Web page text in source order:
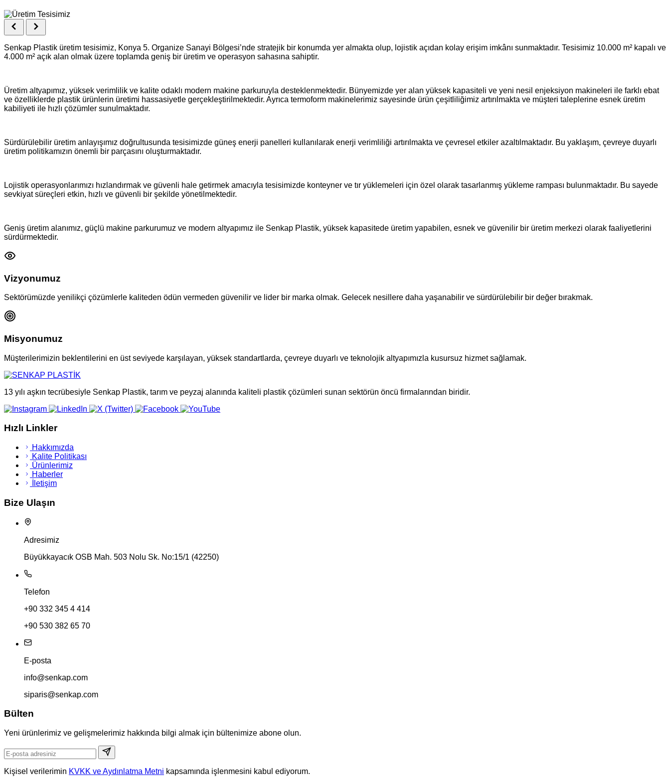
Senkap Plastik üretim tesisimiz, Konya 5. Organize Sanayi Bölgesi’nde stratejik bir konumda yer almakta olup, lojistik açıdan kolay erişim imkânı sunmaktadır. Tesisimiz 10.000 m² kapalı ve
4.000 m² açık alan olmak üzere toplamda geniş bir üretim ve operasyon sahasına sahiptir.
Üretim altyapımız, yüksek verimlilik ve kalite odaklı modern makine parkuruyla desteklenmektedir. Bünyemizde yer alan yüksek kapasiteli ve yeni nesil enjeksiyon makineleri ile farklı ebat
ve özelliklerde plastik ürünlerin üretimi hassasiyetle gerçekleştirilmektedir. Ayrıca termoform makinelerimiz sayesinde ürün çeşitliliğimiz artırılmakta ve müşteri taleplerine esnek üretim
kabiliyeti ile hızlı çözümler sunulmaktadır.
Sürdürülebilir üretim anlayışımız doğrultusunda tesisimizde güneş enerji panelleri kullanılarak enerji verimliliği artırılmakta ve çevresel etkiler azaltılmaktadır. Bu yaklaşım, çevreye duyarlı
üretim politikamızın önemli bir parçasını oluşturmaktadır.
Lojistik operasyonlarımızı hızlandırmak ve güvenli hale getirmek amacıyla tesisimizde konteyner ve tır yüklemeleri için özel olarak tasarlanmış yükleme rampası bulunmaktadır. Bu sayede
sevkiyat süreçleri etkin, hızlı ve güvenli bir şekilde yönetilmektedir.
Geniş üretim alanımız, güçlü makine parkurumuz ve modern altyapımız ile Senkap Plastik, yüksek kapasitede üretim yapabilen, esnek ve güvenilir bir üretim merkezi olarak faaliyetlerini
sürdürmektedir.
Vizyonumuz
Sektörümüzde yenilikçi çözümlerle kaliteden ödün vermeden güvenilir ve lider bir marka olmak. Gelecek nesillere daha yaşanabilir ve sürdürülebilir bir değer bırakmak.
Misyonumuz
Müşterilerimizin beklentilerini en üst seviyede karşılayan, yüksek standartlarda, çevreye duyarlı ve teknolojik altyapımızla kusursuz hizmet sağlamak.
13 yılı aşkın tecrübesiyle Senkap Plastik, tarım ve peyzaj alanında kaliteli plastik çözümleri sunan sektörün öncü firmalarından biridir.
Hızlı Linkler
Hakkımızda
Kalite Politikası
Ürünlerimiz
Haberler
İletişim
Bize Ulaşın
Adresimiz
Büyükkayacık OSB Mah. 503 Nolu Sk. No:15/1 (42250)
Telefon
+90 332 345 4 414
+90 530 382 65 70
E-posta
info@senkap.com
siparis@senkap.com
Bülten
Yeni ürünlerimiz ve gelişmelerimiz hakkında bilgi almak için bültenimize abone olun.
Kişisel verilerimin KVKK ve Aydınlatma Metni kapsamında işlenmesini kabul ediyorum.